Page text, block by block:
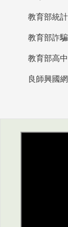
教育部詐
良師興國網